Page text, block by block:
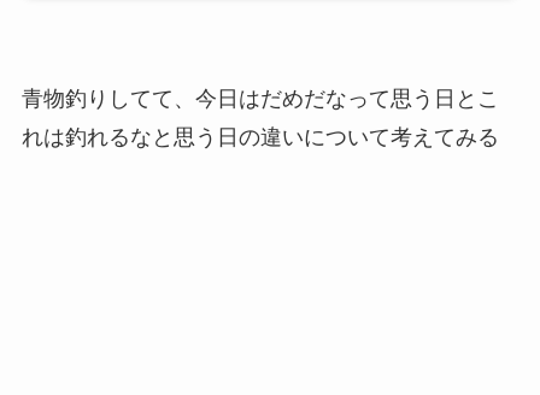
青物釣りしてて、今日はだめだなって思う日とこ
れは釣れるなと思う日の違いについて考えてみる